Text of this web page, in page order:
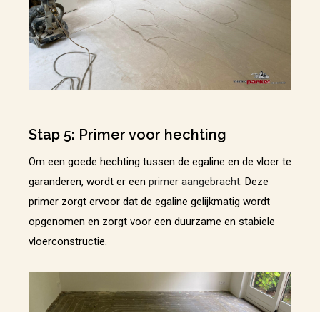
Stap 5: Primer voor hechting
Om een goede hechting tussen de egaline en de vloer te
garanderen, wordt er een primer aangebracht. Deze
primer zorgt ervoor dat de egaline gelijkmatig wordt
opgenomen en zorgt voor een duurzame en stabiele
vloerconstructie.